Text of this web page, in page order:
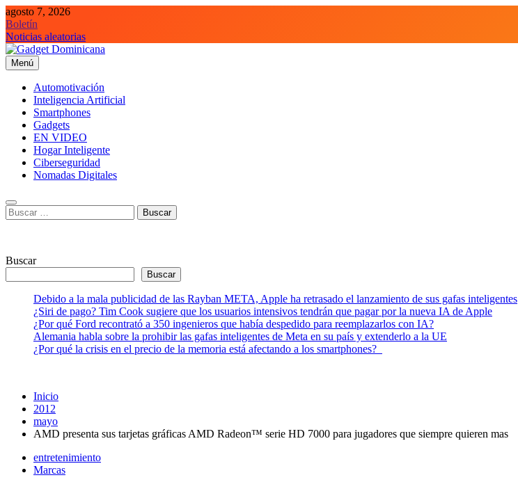
Saltar
al
contenido
agosto 7, 2026
Boletín
Noticias aleatorias
Gadget Dominicana
Gadgets, Autos y Tecnología de consumo
Menú
Automotivación
Inteligencia Artificial
Smartphones
Gadgets
EN VIDEO
Hogar Inteligente
Ciberseguridad
Nomadas Digitales
Buscar:
Buscar
Buscar
Debido a la mala publicidad de las Rayban META, Apple ha retrasado el lanzamiento de sus gafas inteligentes
¿Siri de pago? Tim Cook sugiere que los usuarios intensivos tendrán que pagar por la nueva IA de Apple
¿Por qué Ford recontrató a 350 ingenieros que había despedido para reemplazarlos con IA?
Alemania habla sobre la prohibir las gafas inteligentes de Meta en su país y extenderlo a la UE
¿Por qué la crisis en el precio de la memoria está afectando a los smartphones?
Inicio
2012
mayo
AMD presenta sus tarjetas gráficas AMD Radeon™ serie HD 7000 para jugadores que siempre quieren mas
entretenimiento
Marcas